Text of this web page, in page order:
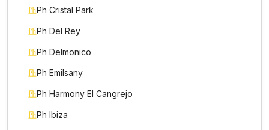
Nombre *
Ph Cristal Park
Ph Del Rey
Ph Delmonico
Ph Emilsany
Ph Harmony El Cangrejo
Ph Ibiza